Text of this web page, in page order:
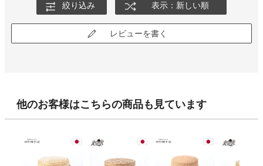
絞り込み 表示：新しい順
レビューを書く
他のお客様はこちらの商品も見ています